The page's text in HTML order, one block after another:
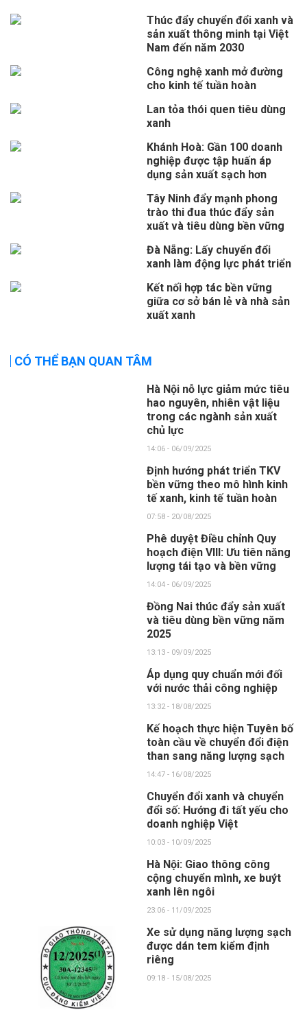
Thúc đẩy chuyển đổi xanh và
sản xuất thông minh tại Việt
Nam đến năm 2030
Công nghệ xanh mở đường
cho kinh tế tuần hoàn
Lan tỏa thói quen tiêu dùng
xanh
Khánh Hoà: Gần 100 doanh
nghiệp được tập huấn áp
dụng sản xuất sạch hơn
Tây Ninh đẩy mạnh phong
trào thi đua thúc đẩy sản
xuất và tiêu dùng bền vững
Đà Nẵng: Lấy chuyển đổi
xanh làm động lực phát triển
Kết nối hợp tác bền vững
giữa cơ sở bán lẻ và nhà sản
xuất xanh
CÓ THỂ BẠN QUAN TÂM
Hà Nội nỗ lực giảm mức tiêu
hao nguyên, nhiên vật liệu
trong các ngành sản xuất
chủ lực
14:06 - 06/09/2025
Định hướng phát triển TKV
bền vững theo mô hình kinh
tế xanh, kinh tế tuần hoàn
07:58 - 20/08/2025
Phê duyệt Điều chỉnh Quy
hoạch điện VIII: Ưu tiên năng
lượng tái tạo và bền vững
14:04 - 06/09/2025
Đồng Nai thúc đẩy sản xuất
và tiêu dùng bền vững năm
2025
13:13 - 09/09/2025
Áp dụng quy chuẩn mới đối
với nước thải công nghiệp
13:32 - 18/08/2025
Kế hoạch thực hiện Tuyên bố
toàn cầu về chuyển đổi điện
than sang năng lượng sạch
14:47 - 16/08/2025
Chuyển đổi xanh và chuyển
đổi số: Hướng đi tất yếu cho
doanh nghiệp Việt
10:03 - 10/09/2025
Hà Nội: Giao thông công
cộng chuyển mình, xe buýt
xanh lên ngôi
23:06 - 11/09/2025
Xe sử dụng năng lượng sạch
được dán tem kiểm định
riêng
09:18 - 15/08/2025